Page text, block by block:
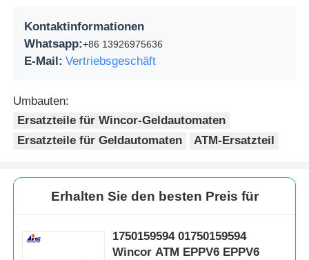
Kontaktinformationen
Whatsapp:+86 13926975636
E-Mail: Vertriebsgeschäft
Umbauten:
Ersatzteile für Wincor-Geldautomaten
Ersatzteile für Geldautomaten
ATM-Ersatzteil
Erhalten Sie den besten Preis für
1750159594 01750159594
Wincor ATM EPPV6 EPPV6